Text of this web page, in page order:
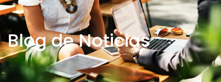
Blog de Noticias